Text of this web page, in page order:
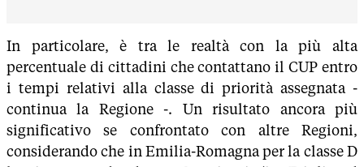
In particolare, è tra le realtà con la più alta
percentuale di cittadini che contattano il CUP entro
i tempi relativi alla classe di priorità assegnata -
continua la Regione -. Un risultato ancora più
significativo se confrontato con altre Regioni,
considerando che in Emilia-Romagna per la classe D